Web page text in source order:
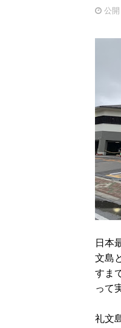
公
日本
文島
すま
って
礼文